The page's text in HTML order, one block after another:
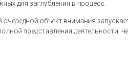
для заглубления в процесс.
объект внимания
представления деятельности,